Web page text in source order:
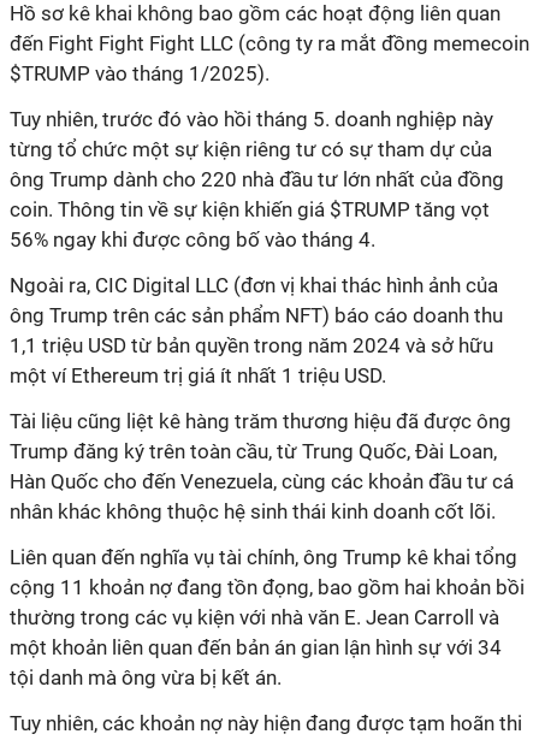
Hồ sơ kê khai không bao gồm các hoạt động liên quan
đến Fight Fight Fight LLC (công ty ra mắt đồng memecoin
$TRUMP vào tháng 1/2025).
Tuy nhiên, trước đó vào hồi tháng 5. doanh nghiệp này
từng tổ chức một sự kiện riêng tư có sự tham dự của
ông Trump dành cho 220 nhà đầu tư lớn nhất của đồng
coin. Thông tin về sự kiện khiến giá $TRUMP tăng vọt
56% ngay khi được công bố vào tháng 4.
Ngoài ra, CIC Digital LLC (đơn vị khai thác hình ảnh của
ông Trump trên các sản phẩm NFT) báo cáo doanh thu
1,1 triệu USD từ bản quyền trong năm 2024 và sở hữu
một ví Ethereum trị giá ít nhất 1 triệu USD.
Tài liệu cũng liệt kê hàng trăm thương hiệu đã được ông
Trump đăng ký trên toàn cầu, từ Trung Quốc, Đài Loan,
Hàn Quốc cho đến Venezuela, cùng các khoản đầu tư cá
nhân khác không thuộc hệ sinh thái kinh doanh cốt lõi.
Liên quan đến nghĩa vụ tài chính, ông Trump kê khai tổng
cộng 11 khoản nợ đang tồn đọng, bao gồm hai khoản bồi
thường trong các vụ kiện với nhà văn E. Jean Carroll và
một khoản liên quan đến bản án gian lận hình sự với 34
tội danh mà ông vừa bị kết án.
Tuy nhiên, các khoản nợ này hiện đang được tạm hoãn thi